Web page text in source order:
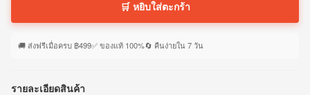
🛒 หยิบใส่ตะกร้า
🚚 ส่งฟรีเมื่อครบ ฿499✅ ของแท้ 100%🔄 คืนง่ายใน 7 วัน
รายละเอียดสินค้า